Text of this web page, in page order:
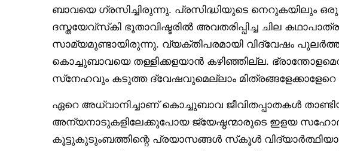
ബാവയെ ഗ്രസിച്ചിരുന്നു. പ്രസിദ്ധിയുടെ നെറുകയിലും
ദസ്തയേവ്‌സ്‌കി ഭൂതാവിഷ്ടരിൽ അവതരിപ്പിച്ച ചില
സാമ്യമുണ്ടായിരുന്നു. വ്യക്തിപരമായി വിദ്വേഷം
കൊച്ചുബാവയെ തള്ളിക്കളയാൻ കഴിഞ്ഞില്ല.
സ്‌നേഹവും കടുത്ത ദ്വേഷവുമെല്ലാം
ഏറെ അധ്വാനിച്ചാണ് കൊച്ചുബാവ ജീവിതപ്പാതകൾ
അന്യനാടുകളിലേക്കുപോയ ജ്യേഷ്ഠന്മാരുടെ ഇളയ
കൂട്ടുകുടുംബത്തിന്റെ പ്രയാസങ്ങൾ സ്‌കൂൾ